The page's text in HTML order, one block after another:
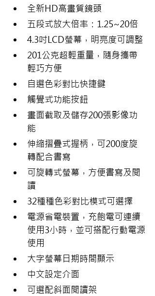
全新HD高畫質鏡頭
五段式放大倍率：1.25~20倍
4.3吋LCD螢幕，明亮度可調整
201公克超輕重量，隨身攜帶
輕巧方便
自選色彩對比快捷鍵
觸覺式功能按鈕
畫面截取及儲存200張影像功
能
伸縮摺疊式握柄，可200度旋
轉配合書寫
可旋轉式螢幕，方便書寫及閱
讀
32種種色彩對比模式可選擇
電源省電裝置，充飽電可連續
使用3小時，並可搭配行動電源
使用
大字螢幕日期時間顯示
中文設定介面
可選配斜面閱讀架